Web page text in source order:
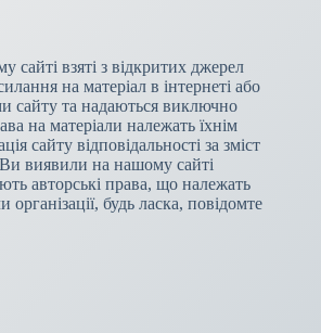
сайті взяті з відкритих джерел
на матеріал в інтернеті або
сайту та надаються виключно
на матеріали належать їхнім
сайту відповідальності за зміст
виявили на нашому сайті
авторські права, що належать
будь ласка, повідомте